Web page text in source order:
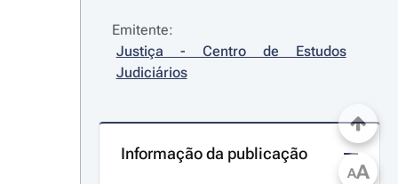
Emitente:
Justiça - Centro de Estudos
Judiciários
Informação da publicação
AA